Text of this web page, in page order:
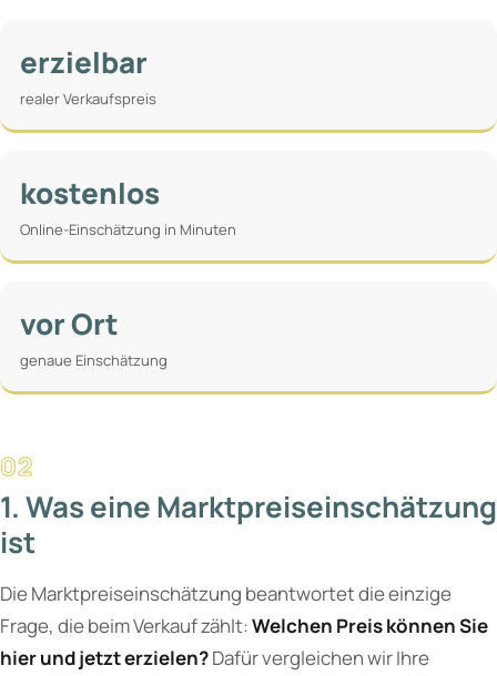
erzielbar
realer Verkaufspreis
kostenlos
Online-Einschätzung in Minuten
vor Ort
genaue Einschätzung
1. Was eine Marktpreiseinschätzung
ist
Die Marktpreiseinschätzung beantwortet die einzige
Frage, die beim Verkauf zählt:Welchen Preis können Sie
hier und jetzt erzielen?Dafür vergleichen wir Ihre